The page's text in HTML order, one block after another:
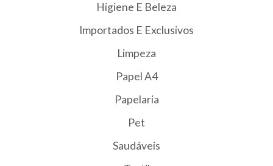
Higiene E Beleza
Importados E Exclusivos
Limpeza
Papel A4
Papelaria
Pet
Saudáveis